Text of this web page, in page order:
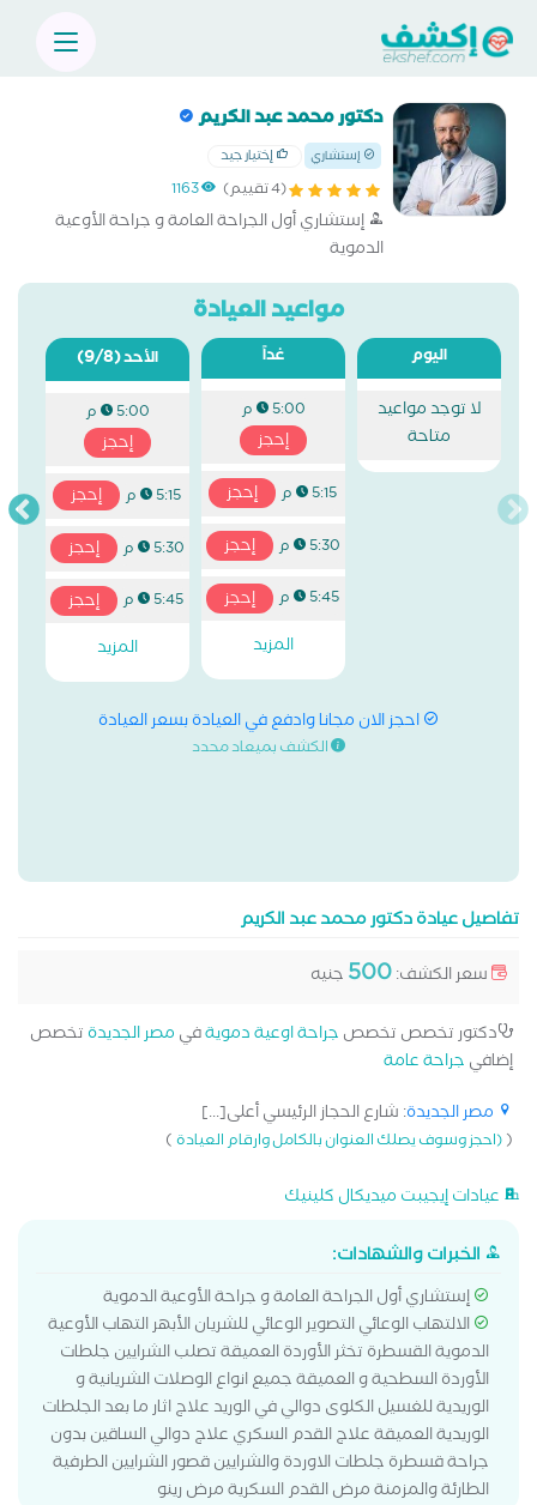
دكتور محمد عبد الكريم
إستشاري إختيار جيد
(4 تقييم) 1163
إستشاري أول الجراحة العامة و جراحة الأوعية
الدموية
مواعيد العيادة
اليوم
لا توجد مواعيد
متاحة
غداً
5:00 م
إحجز
5:15 م إحجز
5:30 م إحجز
5:45 م
إحجز
المزيد
الأحد(9/8)
5:00 م
إحجز
5:15 م إحجز
5:30 م إحجز
5:45 م
إحجز
المزيد
احجز الان مجانا وادفع في العيادة بسعر العيادة
الكشف بميعاد محدد
تفاصيل عيادة دكتور محمد عبد الكريم
سعر الكشف:500 جنيه
دكتور تخصص تخصص جراحة اوعية دمويةفي مصر الجديدة تخصص
إضافي جراحة عامة
مصر الجديدة: شارع الحجاز الرئيسي أعلى[...]
((احجز وسوف يصلك العنوان بالكامل وارقام العيادة)
عيادات إيجيبت ميديكال كلينيك
الخبرات والشهادات:
إستشاري أول الجراحة العامة و جراحة الأوعية الدموية
الالتهاب الوعائي التصوير الوعائي للشريان الأبهر التهاب الأوعية
الدموية القسطرة تخثر الأوردة العميقة تصلب الشرايين جلطات
الأوردة السطحية و العميقة جميع انواع الوصلات الشريانية و
الوريدية للغسيل الكلوى دوالي في الوريد علاج اثار ما بعد الجلطات
الوريدية العميقة علاج القدم السكري علاج دوالي الساقين بدون
جراحة قسطرة جلطات الاوردة والشرايين قصور الشرايين الطرفية
الطارئة والمزمنة مرض القدم السكرية مرض رينو